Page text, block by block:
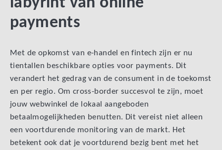
payments
Met de opkomst van e-handel en fintech zijn er nu
tientallen beschikbare opties voor payments. Dit
verandert het gedrag van de consument in de toekomst
en per regio. Om cross-border succesvol te zijn, moet
jouw webwinkel de lokaal aangeboden
betaalmogelijkheden benutten. Dit vereist niet alleen
een voortdurende monitoring van de markt. Het
betekent ook dat je voortdurend bezig bent met het